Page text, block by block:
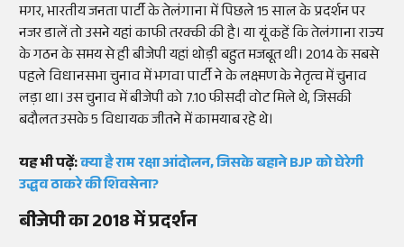
मगर, भारतीय जनता पार्टी के तेलंगाना में पिछले 15 साल के प्रदर्शन पर
नजर डालें तो उसने यहां काफी तरक्की की है। या यूं कहें कि तेलंगाना राज्य
के गठन के समय से ही बीजेपी यहां थोड़ी बहुत मजबूत थी। 2014 के सबसे
पहले विधानसभा चुनाव में भगवा पार्टी ने के लक्ष्मण के नेतृत्व में चुनाव
लड़ा था। उस चुनाव में बीजेपी को 7.10 फीसदी वोट मिले थे, जिसकी
बदौलत उसके 5 विधायक जीतने में कामयाब रहे थे।
यह भी पढ़ें:क्या है राम रक्षा आंदोलन, जिसके बहाने BJP को घेरेगी
उद्धव ठाकरे की शिवसेना?
बीजेपी का 2018 में प्रदर्शन